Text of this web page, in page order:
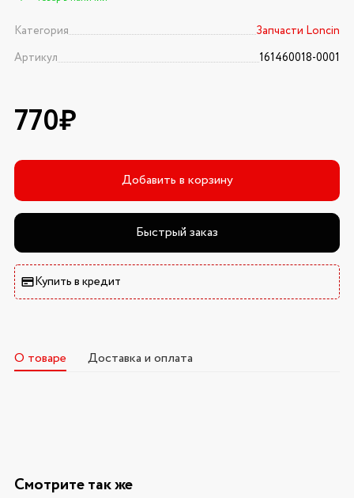
Категория
Запчасти Loncin
Артикул
161460018-0001
770₽
Добавить в корзину
Быстрый заказ
Купить в кредит
О товаре Доставка и оплата
Смотрите так же